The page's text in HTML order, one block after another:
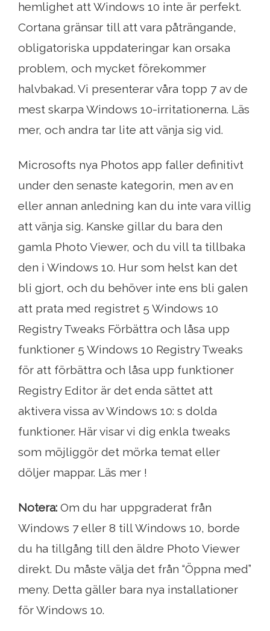
hemlighet att Windows 10 inte är perfekt.
Cortana gränsar till att vara påträngande,
obligatoriska uppdateringar kan orsaka
problem, och mycket förekommer
halvbakad. Vi presenterar våra topp 7 av de
mest skarpa Windows 10-irritationerna. Läs
mer, och andra tar lite att vänja sig vid.
Microsofts nya Photos app faller definitivt
under den senaste kategorin, men av en
eller annan anledning kan du inte vara villig
att vänja sig. Kanske gillar du bara den
gamla Photo Viewer, och du vill ta tillbaka
den i Windows 10. Hur som helst kan det
bli gjort, och du behöver inte ens bli galen
att prata med registret 5 Windows 10
Registry Tweaks Förbättra och låsa upp
funktioner 5 Windows 10 Registry Tweaks
för att förbättra och låsa upp funktioner
Registry Editor är det enda sättet att
aktivera vissa av Windows 10: s dolda
funktioner. Här visar vi dig enkla tweaks
som möjliggör det mörka temat eller
döljer mappar. Läs mer !
Notera: Om du har uppgraderat från
Windows 7 eller 8 till Windows 10, borde
du ha tillgång till den äldre Photo Viewer
direkt. Du måste välja det från “Öppna med”
meny. Detta gäller bara nya installationer
för Windows 10.